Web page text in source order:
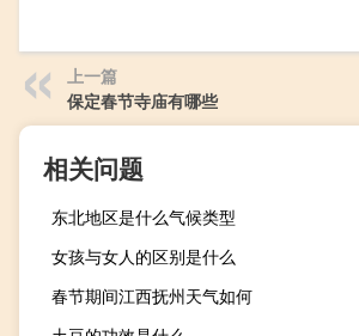
上一篇
保定春节寺庙有哪些
相关问题
东北地区是什么气候类型
女孩与女人的区别是什么
春节期间江西抚州天气如何